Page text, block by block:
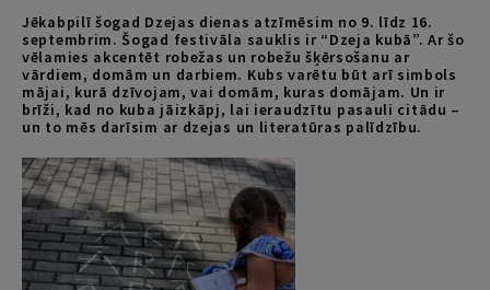
Jēkabpilī šogad Dzejas dienas atzīmēsim no 9. līdz 16.
septembrim. Šogad festivāla sauklis ir “Dzeja kubā”. Ar šo
vēlamies akcentēt robežas un robežu šķērsošanu ar
vārdiem, domām un darbiem. Kubs varētu būt arī simbols
mājai, kurā dzīvojam, vai domām, kuras domājam. Un ir
brīži, kad no kuba jāizkāpj, lai ieraudzītu pasauli citādu –
un to mēs darīsim ar dzejas un literatūras palīdzību.